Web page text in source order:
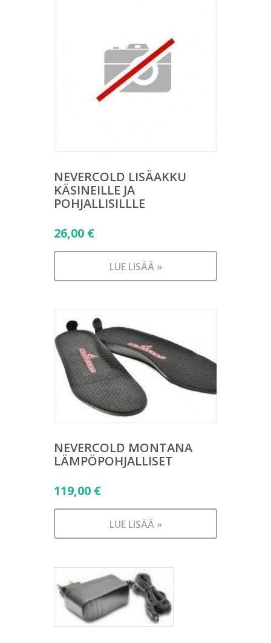
NEVERCOLD LISÄAKKU
KÄSINEILLE JA
POHJALLISILLLE
26,00 €
LUE LISÄÄ »
NEVERCOLD MONTANA
LÄMPÖPOHJALLISET
119,00 €
LUE LISÄÄ »